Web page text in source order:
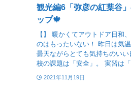
観光編6「弥彦の紅葉谷
ップ🍁
【】 暖かくてアウトドア日和
のはもったいない！ 昨日は気温
曇天ながらとても気持ちのい
校の課題は「安全」。 実習は「
2021年11月19日